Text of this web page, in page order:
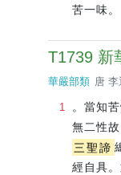
苦一味。
T1739 新
華嚴部類 唐
。當知
無二性
三聖諦
經自具